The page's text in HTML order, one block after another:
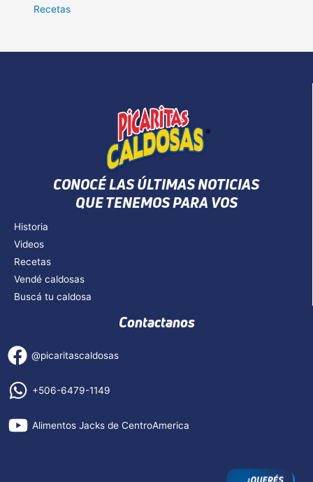
Recetas
CONOCÉ LAS ÚLTIMAS NOTICIAS
QUE TENEMOS PARA VOS
Historia
Videos
Recetas
Vendé caldosas
Buscá tu caldosa
Contactanos
@picaritascaldosas
+506-6479-1149
Alimentos Jacks de CentroAmerica